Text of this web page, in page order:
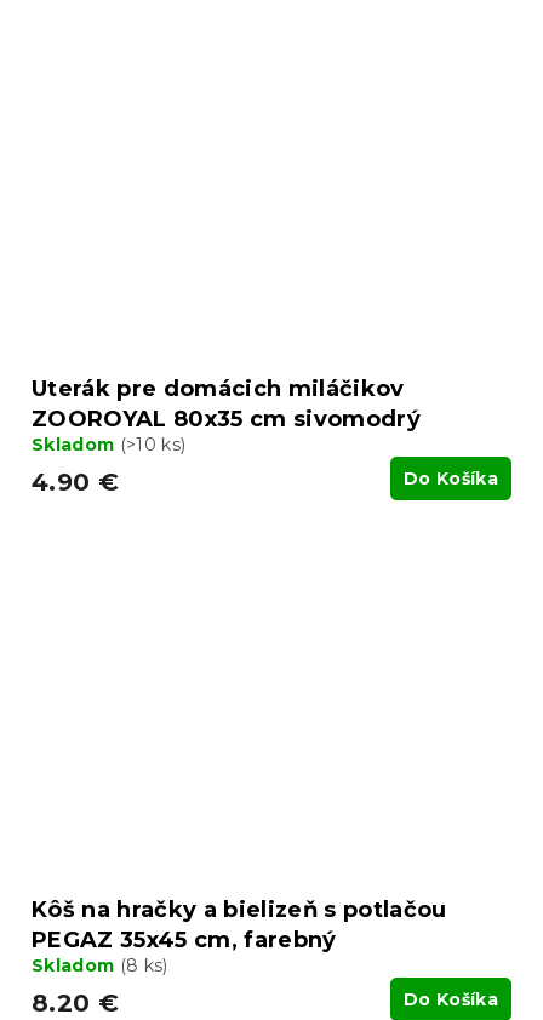
Uterák pre domácich miláčikov
ZOOROYAL 80x35 cm sivomodrý
Skladom (>10 ks)
4.90 € Do Košíka
Kôš na hračky a bielizeň s potlačou
PEGAZ 35x45 cm, farebný
Skladom (8 ks)
8.20 € Do Košíka